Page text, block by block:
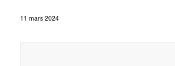
11 mars 2024